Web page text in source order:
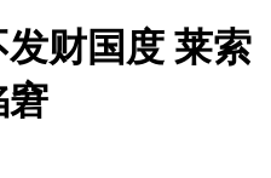
财国度 莱索
窘